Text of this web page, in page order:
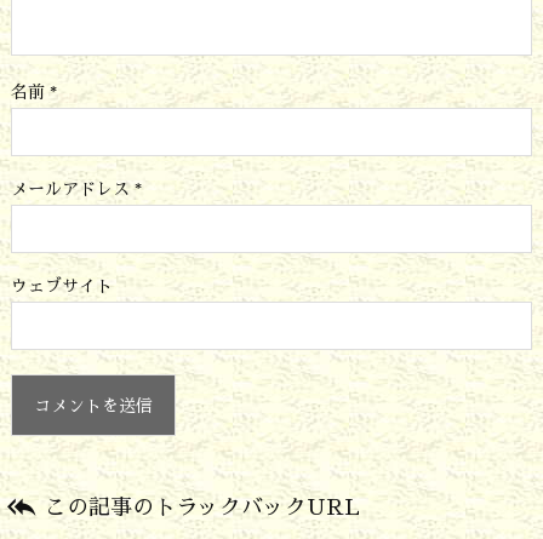
名前 *
メールアドレス*
ウェブサイト
 この記事のトラックバックURL